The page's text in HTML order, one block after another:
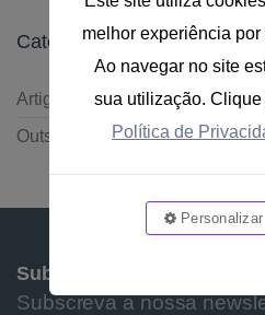
Categorias
Artigos
Outsourcing
Subscrever Newsletter
Subscreva a nossa
melhor experiência
Ao navegar no site
sua utilização. Clique
Política de
Personalizar